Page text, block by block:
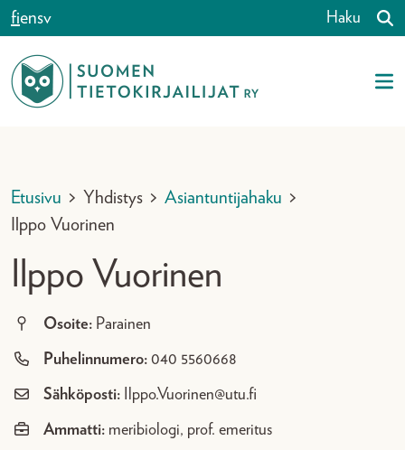
Siirry sisältöön
fiensv Haku
Etusivu > Yhdistys > Asiantuntijahaku >
Ilppo Vuorinen
Ilppo Vuorinen
Osoite: Parainen
Puhelinnumero: 040 5560668
Sähköposti: Ilppo.Vuorinen@utu.fi
Ammatti: meribiologi, prof. emeritus